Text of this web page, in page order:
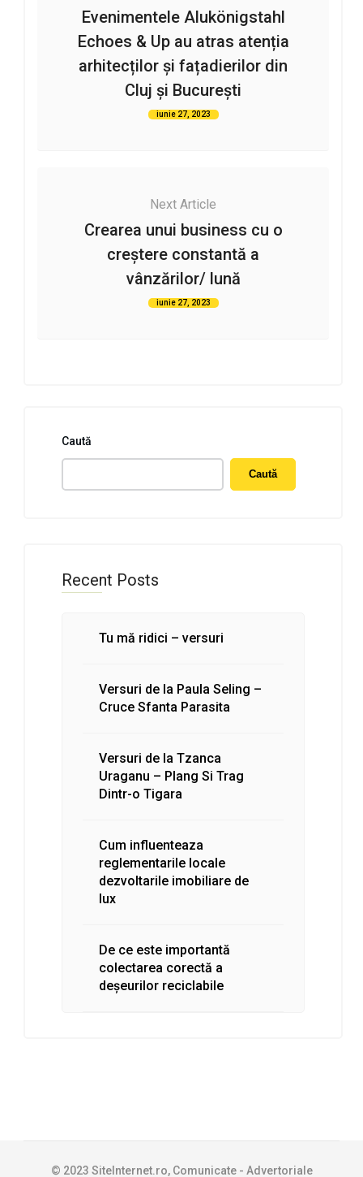
Evenimentele Alukönigstahl
Echoes & Up au atras atenția
arhitecților și fațadierilor din
Cluj și București
iunie 27, 2023
Next Article
Crearea unui business cu o
creștere constantă a
vânzărilor/ lună
iunie 27, 2023
Caută
Caută
Recent Posts
Tu mă ridici – versuri
Versuri de la Paula Seling –
Cruce Sfanta Parasita
Versuri de la Tzanca
Uraganu – Plang Si Trag
Dintr-o Tigara
Cum influenteaza
reglementarile locale
dezvoltarile imobiliare de
lux
De ce este importantă
colectarea corectă a
deșeurilor reciclabile
© 2023 SiteInternet.ro, Comunicate - Advertoriale